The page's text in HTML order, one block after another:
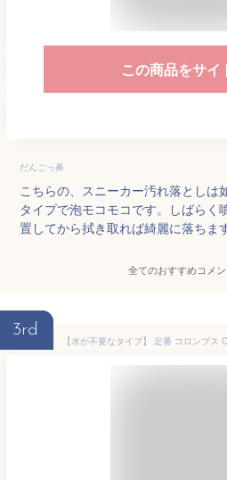
この商品をサイ
だんごっ鼻
こちらの、スニーカー汚れ落としは
タイプで泡モコモコです。しばらく
置してから拭き取れば綺麗に落ちま
全てのおすすめコメン
3rd